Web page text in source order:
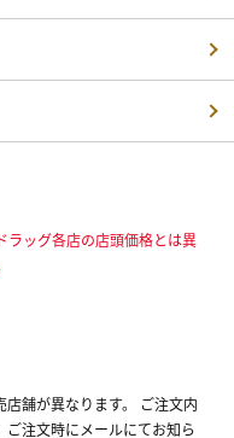
ッグ各店の店頭価格とは異
舗が異なります。 ご注文内
ご注文時にメールにてお知ら